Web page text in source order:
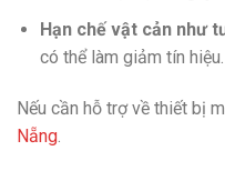
Hạn chế vật cản như
có thể làm giảm tín hiệu.
Nếu cần hỗ trợ về thiết bị
Nẵng